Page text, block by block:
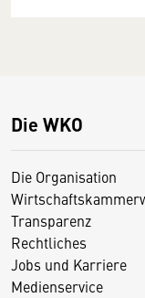
Die WKO
Die Organisation
Transparenz
Rechtliches
Jobs und Karriere
Medienservice